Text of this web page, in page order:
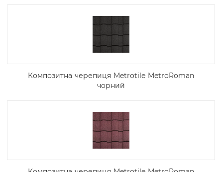
Композитна черепиця Metrotile MetroRoman
чорний